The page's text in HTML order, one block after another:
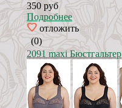
350 руб
Подробнее
отложить
(0)
2091 maxi Бюстгальтер